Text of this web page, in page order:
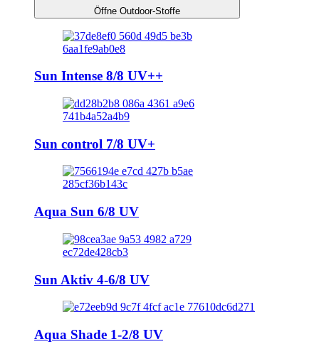
Öffne Outdoor-Stoffe
Sun Intense 8/8 UV++
Sun control 7/8 UV+
Aqua Sun 6/8 UV
Sun Aktiv 4-6/8 UV
Aqua Shade 1-2/8 UV